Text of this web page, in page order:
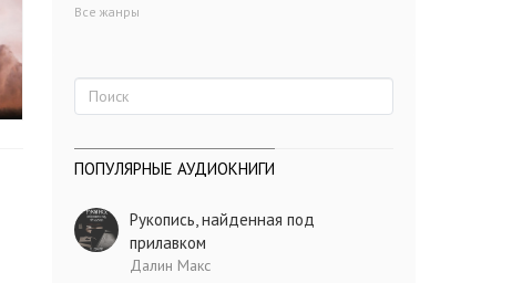
Все жанры
ПОПУЛЯРНЫЕ АУДИОКНИГИ
Рукопись, найденная под
прилавком
Далин Макс